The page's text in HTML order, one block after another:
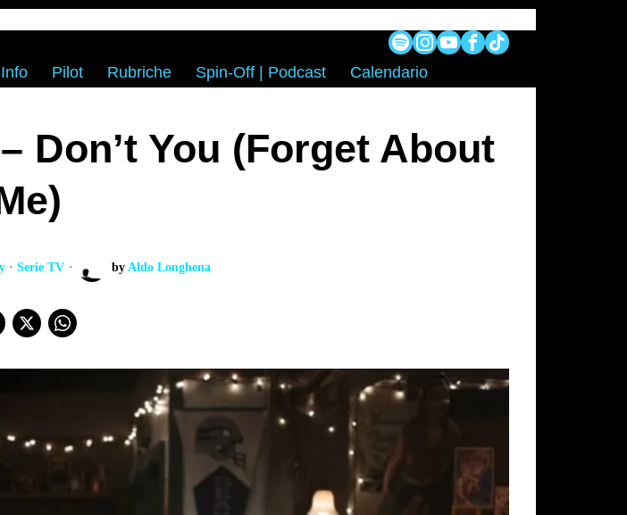
Info Pilot Rubriche Spin-Off | Podcast Calendario
Don’t You (Forget About
· Serie TV by Aldo Longhena